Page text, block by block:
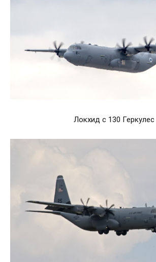
Локхид с 130 Геркулес